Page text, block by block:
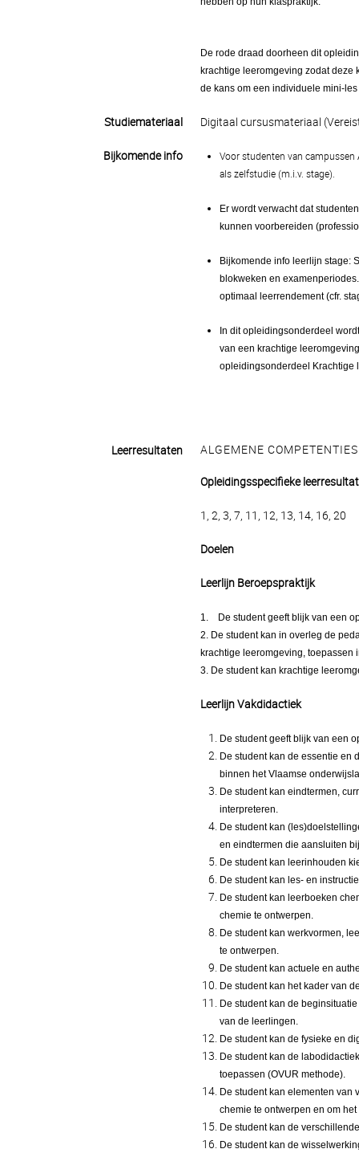
De rode draad doorheen dit
krachtige leeromgeving zodat
de kans om een individuele mini-
Studiemateriaal Digitaal cursusmateriaal
Bijkomende info
Voor studenten van
als zelfstudie (m.i.v. stage).
Er wordt verwacht dat
kunnen voorbereiden
Bijkomende info leerlijn stage:
blokweken en
optimaal leerrendement (cfr.
In dit opleidingsonderdeel
van een krachtige
opleidingsonderdeel Krachtige
Leerresultaten ALGEMENE COMPETENTIES
Opleidingsspecifieke
1, 2, 3, 7, 11, 12, 13, 14, 16, 20
Doelen
Leerlijn Beroepspraktijk
1.
De student geeft blijk van een
2. De student kan in overleg de
krachtige leeromgeving, toepassen
3. De student kan krachtige
Leerlijn Vakdidactiek
De student geeft blijk van een
De student kan de essentie en
binnen het Vlaamse
De student kan eindtermen,
interpreteren.
De student kan
en eindtermen die aansluiten
De student kan leerinhouden
De student kan les- en
De student kan leerboeken
chemie te ontwerpen.
De student kan werkvormen,
te ontwerpen.
De student kan actuele en
De student kan het kader van
De student kan de
van de leerlingen.
De student kan de fysieke en
De student kan de
toepassen (OVUR methode).
De student kan elementen van
chemie te ontwerpen en om
De student kan de
De student kan de